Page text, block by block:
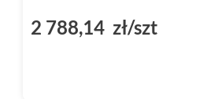
2 788,14 zł/szt